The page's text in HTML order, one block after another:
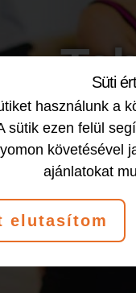
2020-
Süti
használunk a
sütik ezen felül
követésével
ajánlatokat
elutasítom